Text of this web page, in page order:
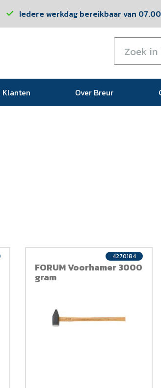
Iedere werkdag bereikbaar van
Klanten Over Breur
FORUM Voorhamer 3000
gram
4270184